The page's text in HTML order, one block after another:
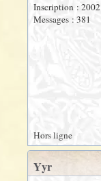
Inscription : 2002
Messages : 381
Hors ligne
Yyr